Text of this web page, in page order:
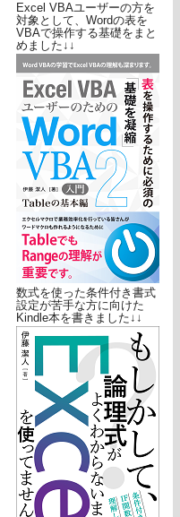
Excel VBAユーザーの方を
対象として、Wordの表を
VBAで操作する基礎をまと
めました↓↓
数式を使った条件付き書式
設定が苦手な方に向けた
Kindle本を書きました↓↓